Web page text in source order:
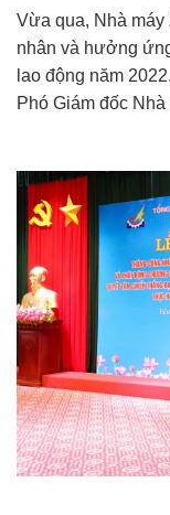
Vừa qua, Nhà máy
nhân và hưởng
lao động năm
Phó Giám đốc